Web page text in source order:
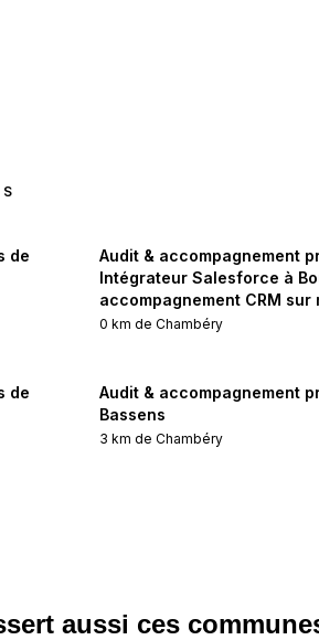
de
Audit & accompagnement
Intégrateur Salesforce à
accompagnement CRM sur
0 km de Chambéry
de
Audit & accompagnement
Bassens
3 km de Chambéry
aussi ces